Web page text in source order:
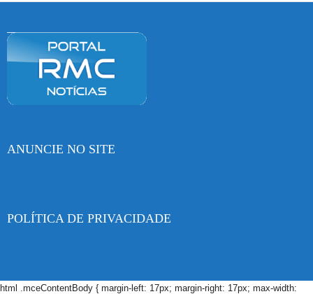
ANUNCIE NO SITE
POLÍTICA DE PRIVACIDADE
html .mceContentBody { margin-left: 17px; margin-right: 17px; max-width: